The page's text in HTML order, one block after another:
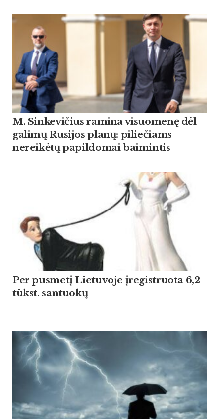
M. Sinkevičius ramina visuomenę dėl
galimų Rusijos planų: piliečiams
nereikėtų papildomai baimintis
Per pusmetį Lietuvoje įregistruota 6,2
tūkst. santuokų